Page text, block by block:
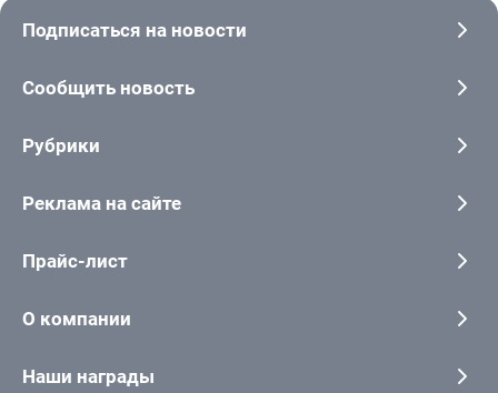
Подписаться на новости
Сообщить новость
Рубрики
Реклама на сайте
Прайс-лист
О компании
Наши награды